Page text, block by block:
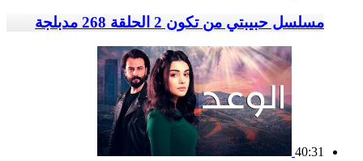
مسلسل حبيبتي من تكون 2 الحلقة 268 مدبلجة
40:31